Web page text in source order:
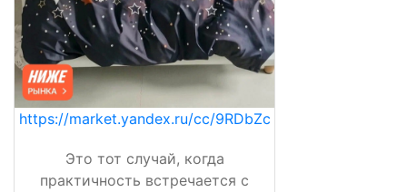
https://market.yandex.ru/cc/9RDbZc
Это тот случай, когда
практичность встречается с